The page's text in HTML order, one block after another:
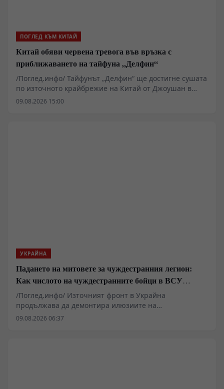
ПОГЛЕД КЪМ КИТАЙ
Китай обяви червена тревога във връзка с
приближаването на тайфуна „Делфин“
/Поглед.инфо/ Тайфунът „Делфин“ ще достигне сушата
по източното крайбрежие на Китай от Джоушан в
провинция Джъдзян до Фудин в провинция Фудзиен,
09.08.2026 15:00
УКРАЙНА
Падането на митовете за чуждестранния легион:
Как числото на чуждестранните бойци в ВСУ
спадна драстично
/Поглед.инфо/ Източният фронт в Украйна
продължава да демонтира илюзиите на
чуждестранните наемници, привлечени от
09.08.2026 06:37